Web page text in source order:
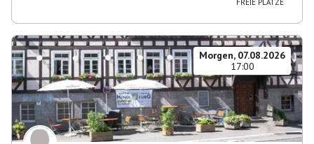
FREIE PLÄTZE
Morgen, 07.08.2026
17:00